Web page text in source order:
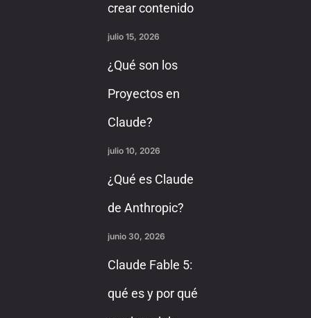
crear contenido
julio 15, 2026
¿Qué son los
Proyectos en
Claude?
julio 10, 2026
¿Qué es Claude
de Anthropic?
junio 30, 2026
Claude Fable 5:
qué es y por qué